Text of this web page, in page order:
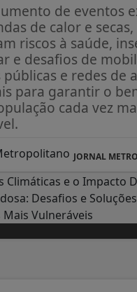
de eventos
de calor e
riscos à saúde,
e desafios de
públicas e redes de
para garantir o
cada vez
JORNAL